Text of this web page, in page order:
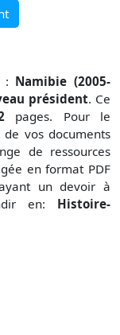
: Namibie (2005-
président. Ce
pages. Pour le
vos documents
de ressources
en format PDF
un devoir à
en: Histoire-